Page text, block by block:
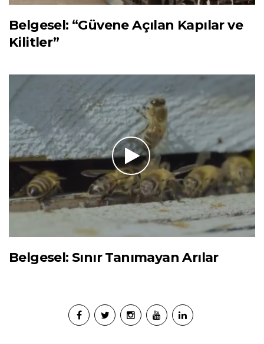
Belgesel: “Güvene Açılan Kapılar ve
Kilitler”
Belgesel: Sınır Tanımayan Arılar